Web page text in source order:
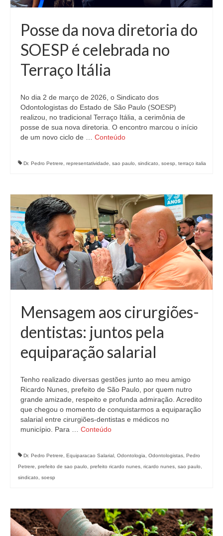
Posse da nova diretoria do
SOESP é celebrada no
Terraço Itália
No dia 2 de março de 2026, o Sindicato dos
Odontologistas do Estado de São Paulo (SOESP)
realizou, no tradicional Terraço Itália, a cerimônia de
posse de sua nova diretoria. O encontro marcou o início
de um novo ciclo de … Conteúdo
Dr. Pedro Petrere representatividade sao paulo sindicato soesp terraço italia
Mensagem aos cirurgiões-
dentistas: juntos pela
equiparação salarial
Tenho realizado diversas gestões junto ao meu amigo
Ricardo Nunes, prefeito de São Paulo, por quem nutro
grande amizade, respeito e profunda admiração. Acredito
que chegou o momento de conquistarmos a equiparação
salarial entre cirurgiões-dentistas e médicos no
município. Para … Conteúdo
Dr. Pedro Petrere Equiparacao Salarial Odontologia Odontologistas Pedro
Petrere
prefeito de sao paulo prefeito ricardo nunes ricardo nunes sao paulo
sindicato
soesp